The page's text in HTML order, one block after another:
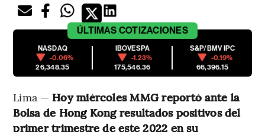
ÚLTIMAS COTIZACIONES
NASDAQ
-0.06%
26,348.35
IBOVESPA
-1.23%
175,546.36
S&P/BMV IPC
-0.19%
66,396.15
Lima — Hoy miércoles MMG reportó ante la
Bolsa de Hong Kong resultados positivos del
primer trimestre de este 2022 en su